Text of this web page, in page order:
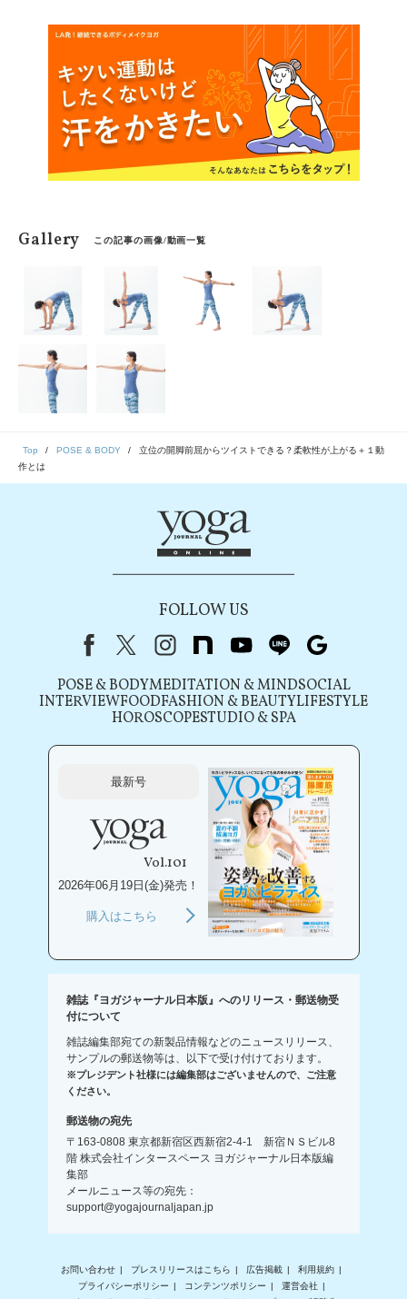
ティーチャー・キミ先生が腰痛に効く３つのアプローチ
Gallery この記事の画像/動画一覧
Top POSE & BODY
立位の開脚前屈からツイストできる？柔軟性が上がる＋１動
作とは
FOLLOW US
FacebookX（旧Twitter）
instagram
note youtubeline
POSE & BODYMEDITATION & MINDSOCIAL
INTERVIEWFOODFASHION & BEAUTYLIFESTYLE
HOROSCOPESTUDIO & SPA
最新号
Vol.101
2026年06月19日(金)発売！
購入はこちら
雑誌『ヨガジャーナル日本版』へのリリース・郵送物受
付について
雑誌編集部宛ての新製品情報などのニュースリリース、
サンプルの郵送物等は、以下で受け付けております。
※プレジデント社様には編集部はございませんので、ご注意
ください。
郵送物の宛先
〒163-0808 東京都新宿区西新宿2-4-1 新宿ＮＳビル8
階 株式会社インタースペース ヨガジャーナル日本版編
集部
メールニュース等の宛先：
support@yogajournaljapan.jp
お問い合わせ プレスリリースはこちら 広告掲載
利用規約
プライバシーポリシー
コンテンツポリシー
運営会社